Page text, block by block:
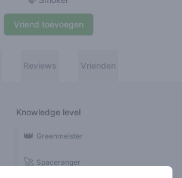
Vriend toevoegen
Reviews Vrienden
Knowledge level
🚀 Spaceranger
👑 Greenmeister